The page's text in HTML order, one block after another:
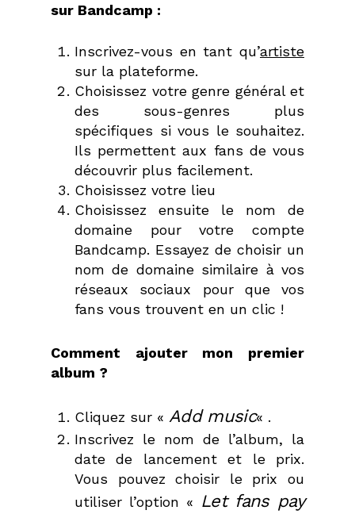
sur Bandcamp :
Inscrivez-vous en tant qu’artiste
sur la plateforme.
Choisissez votre genre général et
des sous-genres plus
spécifiques si vous le souhaitez.
Ils permettent aux fans de vous
découvrir plus facilement.
Choisissez votre lieu
Choisissez ensuite le nom de
domaine pour votre compte
Bandcamp. Essayez de choisir un
nom de domaine similaire à vos
réseaux sociaux pour que vos
fans vous trouvent en un clic !
Comment ajouter mon premier
album ?
Cliquez sur « Add music« .
Inscrivez le nom de l’album, la
date de lancement et le prix.
Vous pouvez choisir le prix ou
utiliser l’option « Let fans pay